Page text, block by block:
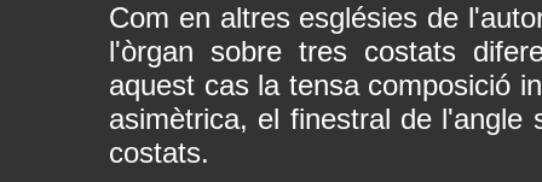
Com en altres esglésies de
l'òrgan sobre tres costats
aquest cas la tensa composició
asimètrica, el finestral de l'angle
costats.